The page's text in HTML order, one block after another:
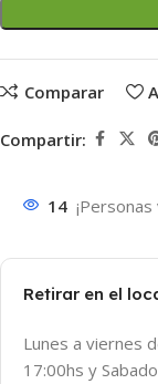
Comparar
Compartir:
14
Retirar en el
Lunes a viernes
17:00hs y